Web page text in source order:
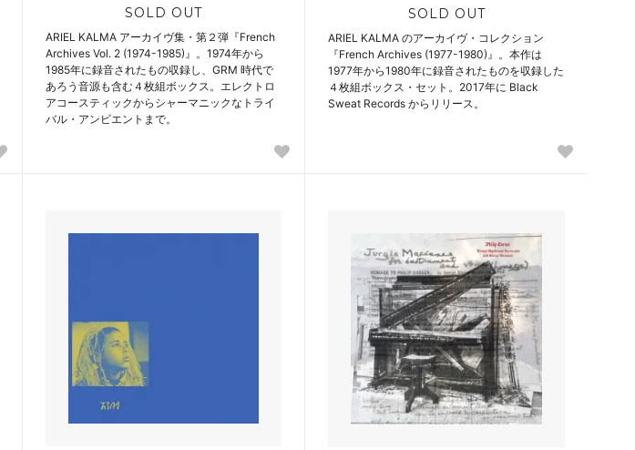
SOLD OUT
ARIEL KALMA アーカイヴ集・第２弾『French
Archives Vol. 2 (1974-1985)』。1974年から
1985年に録音されたもの収録し、GRM 時代で
あろう音源も含む４枚組ボックス。エレクトロ
アコースティックからシャーマニックなトライ
バル・アンビエントまで。
SOLD OUT
ARIEL KALMA のアーカイヴ・コレクション
『French Archives (1977-1980)』。本作は
1977年から1980年に録音されたものを収録した
４枚組ボックス・セット。2017年に Black
Sweat Records からリリース。